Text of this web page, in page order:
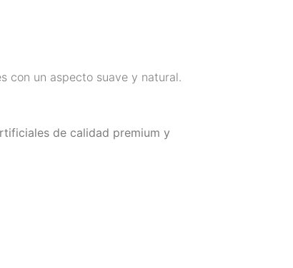
con un aspecto suave y natural.
de calidad premium y